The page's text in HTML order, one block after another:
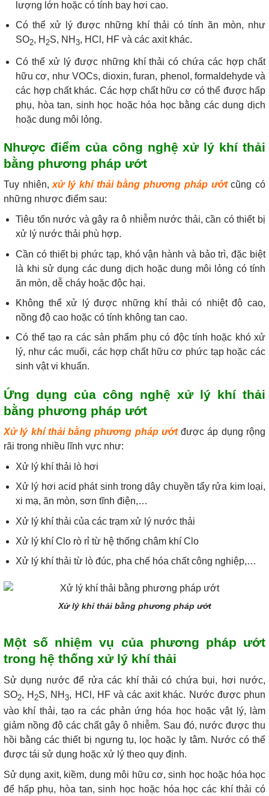
lượng lớn hoặc có tính bay hơi cao.
Có thể xử lý được những khí thải có tính ăn mòn, như
SO2, H 2S, NH3, HCl, HF và các axit khác.
Có thể xử lý được những khí thải có chứa các hợp chất
hữu cơ, như VOCs, dioxin, furan, phenol, formaldehyde và
các hợp chất khác. Các hợp chất hữu cơ có thể được hấp
phụ, hòa tan, sinh học hoặc hóa học bằng các dung dịch
hoặc dung môi lỏng.
Nhược điểm của công nghệ xử lý khí thải
bằng phương pháp ướt
Tuy nhiên,xử lý khí thải bằng phương pháp ướt cũng có
những nhược điểm sau:
Tiêu tốn nước và gây ra ô nhiễm nước thải, cần có thiết bị
xử lý nước thải phù hợp.
Cần có thiết bị phức tạp, khó vận hành và bảo trì, đặc biệt
là khi sử dụng các dung dịch hoặc dung môi lỏng có tính
ăn mòn, dễ cháy hoặc độc hại.
Không thể xử lý được những khí thải có nhiệt độ cao,
nồng độ cao hoặc có tính không tan cao.
Có thể tạo ra các sản phẩm phụ có độc tính hoặc khó xử
lý, như các muối, các hợp chất hữu cơ phức tạp hoặc các
sinh vật vi khuẩn.
Ứng dụng của công nghệ xử lý khí thải
bằng phương pháp ướt
Xử lý khí thải bằng phương pháp ướtđược áp dụng rộng
rãi trong nhiều lĩnh vực như:
Xử lý khí thải lò hơi
Xử lý hơi acid phát sinh trong dây chuyền tẩy rửa kim loại,
xi mạ, ăn mòn, sơn tĩnh điện,…
Xử lý khí thải của các trạm xử lý nước thải
Xử lý khí Clo rò rỉ từ hệ thống châm khí Clo
Xử lý khí thải từ lò đúc, pha chế hóa chất công nghiệp,…
Xử lý khí thải bằng phương pháp ướt
Một số nhiệm vụ của phương pháp ướt
trong hệ thống xử lý khí thải
Sử dụng nước để rửa các khí thải có chứa bụi, hơi nước,
SO2, H 2S, NH3, HCl, HF và các axit khác. Nước được phun
vào khí thải, tạo ra các phản ứng hóa học hoặc vật lý, làm
giảm nồng độ các chất gây ô nhiễm. Sau đó, nước được thu
hồi bằng các thiết bị ngưng tụ, lọc hoặc ly tâm. Nước có thể
được tái sử dụng hoặc xử lý theo quy định.
Sử dụng axit, kiềm, dung môi hữu cơ, sinh học hoặc hóa học
để hấp phụ, hòa tan, sinh học hoặc hóa học các khí thải có